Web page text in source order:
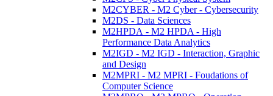
M2CYBER - M2 Cyber - Cybersecurity
M2DS - Data Sciences
M2HPDA - M2 HPDA - High
Performance Data Analytics
M2IGD - M2 IGD - Interaction, Graphic
and Design
M2MPRI - M2 MPRI - Foudations of
Computer Science